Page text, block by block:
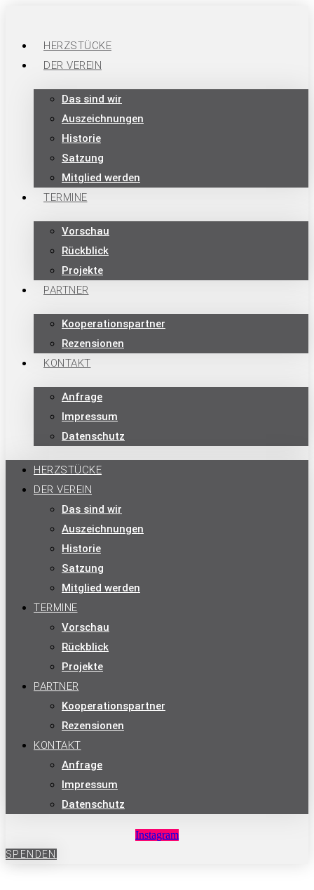
HERZSTÜCKE
DER VEREIN
Das sind wir
Auszeichnungen
Historie
Satzung
Mitglied werden
TERMINE
Vorschau
Rückblick
Projekte
PARTNER
Kooperationspartner
Rezensionen
KONTAKT
Anfrage
Impressum
Datenschutz
HERZSTÜCKE
DER VEREIN
Das sind wir
Auszeichnungen
Historie
Satzung
Mitglied werden
TERMINE
Vorschau
Rückblick
Projekte
PARTNER
Kooperationspartner
Rezensionen
KONTAKT
Anfrage
Impressum
Datenschutz
Instagram
SPENDEN